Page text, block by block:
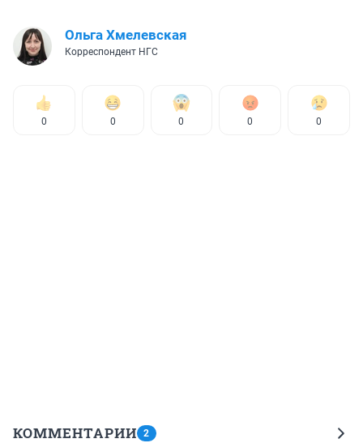
Ольга Хмелевская
Корреспондент НГС
0 0 0 0 0
КОММЕНТАРИИ 2